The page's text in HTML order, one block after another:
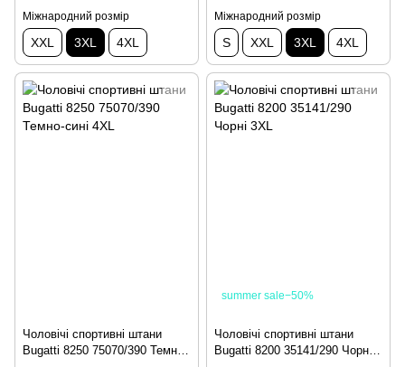
Міжнародний розмір
XXL 3XL 4XL
Міжнародний розмір
S XXL 3XL 4XL
Чоловічі спортивні штани
Bugatti 8250 75070/390 Темно-
summer sale−50%
Чоловічі спортивні штани
Bugatti 8200 35141/290 Чорні